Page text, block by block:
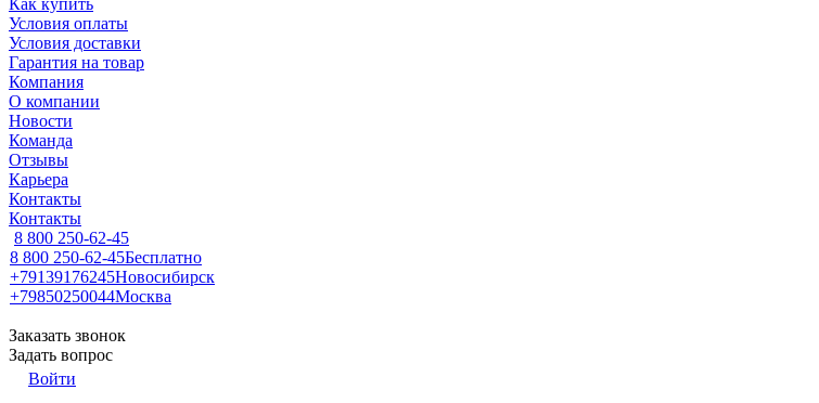
Как купить
Условия оплаты
Условия доставки
Гарантия на товар
Компания
О компании
Новости
Команда
Отзывы
Карьера
Контакты
Контакты
8 800 250-62-45
8 800 250-62-45Бесплатно
+79139176245Новосибирск
+79850250044Москва
Заказать звонок
Задать вопрос
Войти